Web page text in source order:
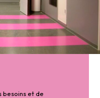
besoins et de